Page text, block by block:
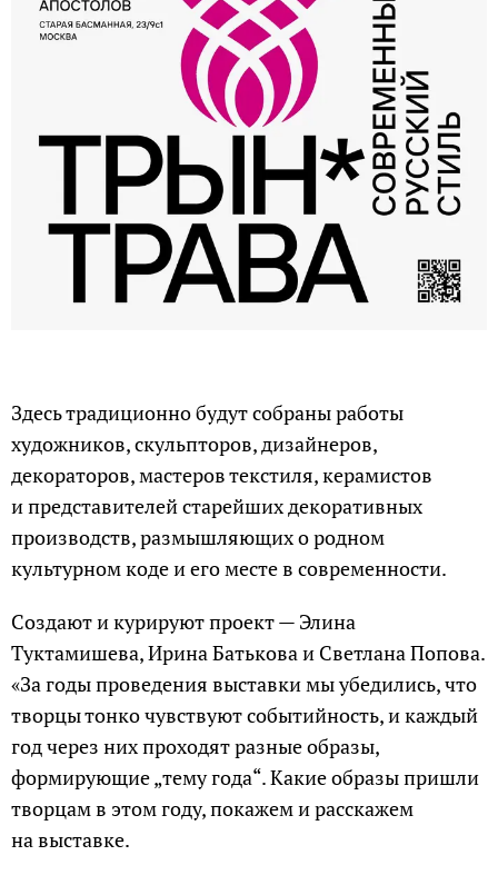
Здесь традиционно будут собраны работы
художников, скульпторов, дизайнеров,
декораторов, мастеров текстиля, керамистов
и представителей старейших декоративных
производств, размышляющих о родном
культурном коде и его месте в современности.
Создают и курируют проект — Элина
Туктамишева, Ирина Батькова и Светлана Попова.
«За годы проведения выставки мы убедились, что
творцы тонко чувствуют событийность, и каждый
год через них проходят разные образы,
формирующие „тему года“. Какие образы пришли
творцам в этом году, покажем и расскажем
на выставке.